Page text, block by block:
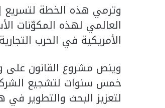
وترمي هذه الخطة لتسريع
العالمي لهذه المكوّنات
الأمريكية في الحرب
خمس سنوات لتشجيع
لتعزيز البحث والتطوير في